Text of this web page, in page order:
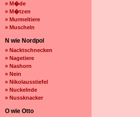
» M�de
» M�tzen
» Murmeltiere
» Muscheln
N wie Nordpol
» Nacktschnecken
» Nagetiere
» Nashorn
» Nein
» Nikolausstiefel
» Nuckelnde
» Nussknacker
O wie Otto